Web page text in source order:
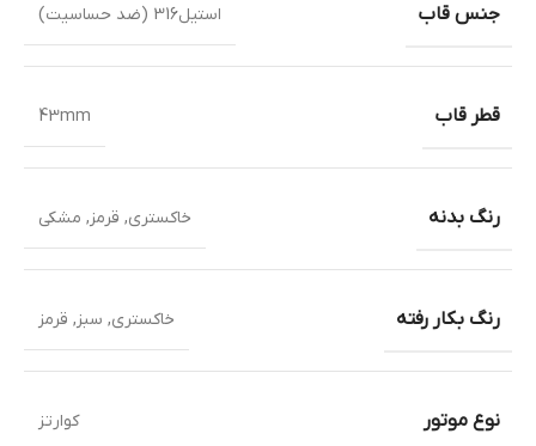
جنس قاب استیل316 (ضد حساسیت)
قطر قاب 43mm
رنگ بدنه خاکستری, قرمز, مشکی
رنگ بکار رفته خاکستری, سبز, قرمز
نوع موتور کوارتز